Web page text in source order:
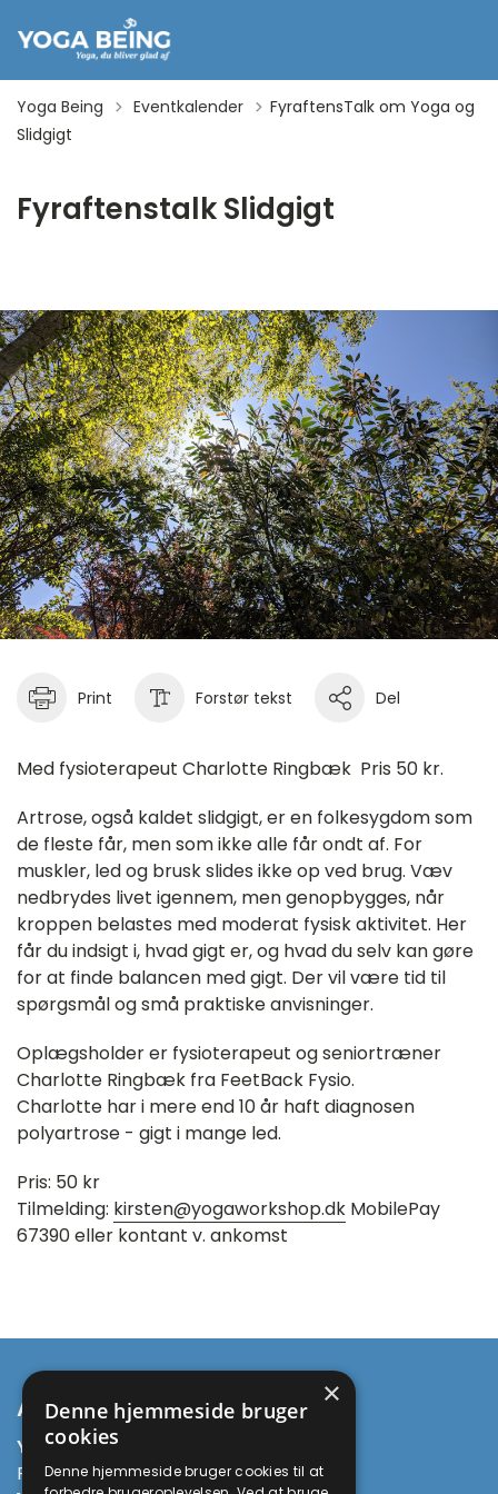
Yoga Being Tilbage til
Eventkalender
FyraftensTalk om Yoga og
Slidgigt
Fyraftenstalk Slidgigt
Print Forstør tekst Del
Med fysioterapeut Charlotte Ringbæk Pris 50 kr.
Artrose, også kaldet slidgigt, er en folkesygdom som
de fleste får, men som ikke alle får ondt af. For
muskler, led og brusk slides ikke op ved brug. Væv
nedbrydes livet igennem, men genopbygges, når
kroppen belastes med moderat fysisk aktivitet. Her
får du indsigt i, hvad gigt er, og hvad du selv kan gøre
for at finde balancen med gigt. Der vil være tid til
spørgsmål og små praktiske anvisninger.
Oplægsholder er fysioterapeut og seniortræner
Charlotte Ringbæk fra FeetBack Fysio.
Charlotte har i mere end 10 år haft diagnosen
polyartrose - gigt i mange led.
Pris: 50 kr
Tilmelding: kirsten@yogaworkshop.dk MobilePay
67390 eller kontant v. ankomst
Adresse
Yoga Being
Prinsesse Maries Allé 13
×
Denne hjemmeside bruger
cookies
Denne hjemmeside bruger cookies til at